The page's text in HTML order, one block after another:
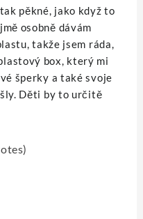
pěkné, jako když to
osobně dávám
takže jsem ráda,
box, který mi
šperky a také svoje
Děti by to určitě